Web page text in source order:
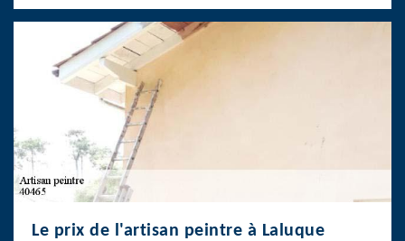
Le prix de l'artisan peintre à Laluque